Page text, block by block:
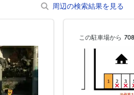
0:00～24:00
月極契約中
0:00～24:00
周辺の検索結果を見る
この駐車場から